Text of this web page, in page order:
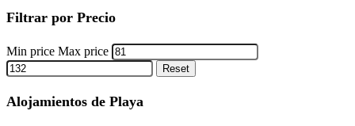
Filtrar por Precio
Min price Max price
Reset
Alojamientos de Playa